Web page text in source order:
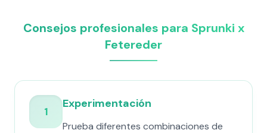
Consejos profesionales para Sprunki x
Fetereder
1
Experimentación
Prueba diferentes combinaciones de